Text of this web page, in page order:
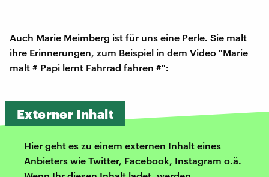
Auch Marie Meimberg ist für uns eine Perle. Sie malt
ihre Erinnerungen, zum Beispiel in dem Video "Marie
malt # Papi lernt Fahrrad fahren #":
Externer Inhalt
Hier geht es zu einem externen Inhalt eines
Anbieters wie Twitter, Facebook, Instagram o.ä.